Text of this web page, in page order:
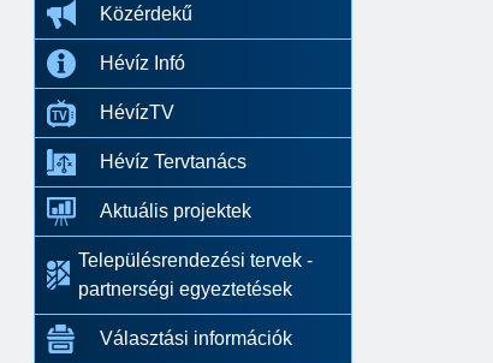
Közérdekű
Hévíz Infó
HévízTV
Hévíz Tervtanács
Aktuális projektek
Településrendezési tervek -
partnerségi egyeztetések
Választási információk